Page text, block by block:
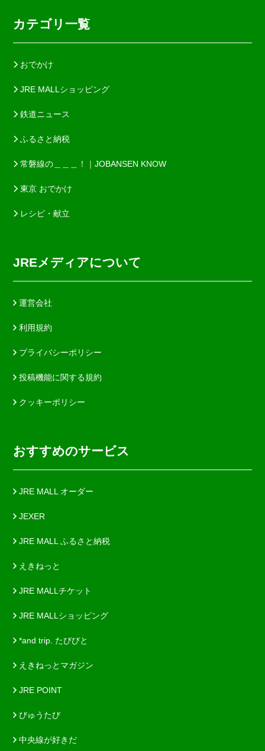
カテゴリ一覧
おでかけ
JRE MALLショッピング
鉄道ニュース
ふるさと納税
常磐線の＿＿＿！｜JOBANSEN KNOW
東京 おでかけ
レシピ・献立
JREメディアについて
運営会社
利用規約
プライバシーポリシー
投稿機能に関する規約
クッキーポリシー
おすすめのサービス
JRE MALL オーダー
JEXER
JRE MALL ふるさと納税
えきねっと
JRE MALLチケット
JRE MALLショッピング
*and trip. たびびと
えきねっとマガジン
JRE POINT
びゅうたび
中央線が好きだ